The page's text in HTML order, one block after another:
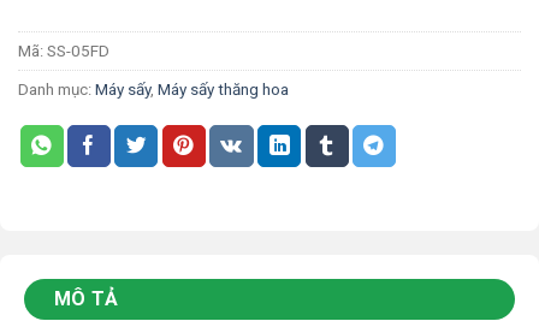
Mã: SS-05FD
Danh mục: Máy sấy, Máy sấy thăng hoa
MÔ TẢ